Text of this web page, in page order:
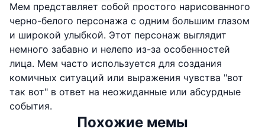
Мем представляет собой простого нарисованного
черно-белого персонажа с одним большим глазом
и широкой улыбкой. Этот персонаж выглядит
немного забавно и нелепо из-за особенностей
лица. Мем часто используется для создания
комичных ситуаций или выражения чувства "вот
так вот" в ответ на неожиданные или абсурдные
события.
Похожие мемы